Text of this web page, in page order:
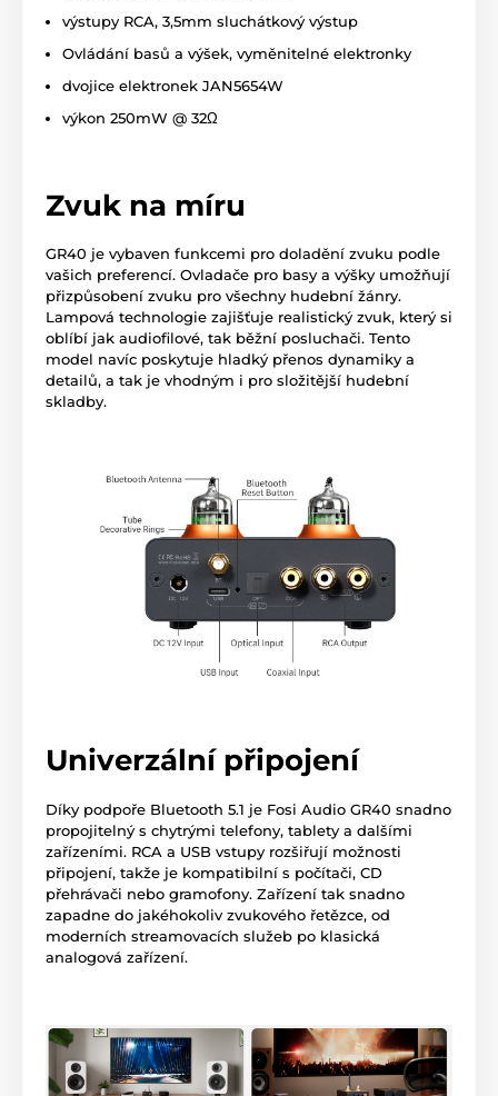
výstupy RCA, 3,5mm sluchátkový výstup
Ovládání basů a výšek, vyměnitelné elektronky
dvojice elektronek JAN5654W
výkon 250mW @ 32Ω
Zvuk na míru
GR40 je vybaven funkcemi pro doladění zvuku podle
vašich preferencí. Ovladače pro basy a výšky umožňují
přizpůsobení zvuku pro všechny hudební žánry.
Lampová technologie zajišťuje realistický zvuk, který si
oblíbí jak audiofilové, tak běžní posluchači. Tento
model navíc poskytuje hladký přenos dynamiky a
detailů, a tak je vhodným i pro složitější hudební
skladby.
Univerzální připojení
Díky podpoře Bluetooth 5.1 je Fosi Audio GR40 snadno
propojitelný s chytrými telefony, tablety a dalšími
zařízeními. RCA a USB vstupy rozšiřují možnosti
připojení, takže je kompatibilní s počítači, CD
přehrávači nebo gramofony. Zařízení tak snadno
zapadne do jakéhokoliv zvukového řetězce, od
moderních streamovacích služeb po klasická
analogová zařízení.